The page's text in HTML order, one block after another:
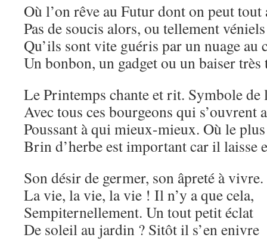
Où l’on rêve au Futur dont on peut tout
Pas de soucis alors, ou tellement véniels
Qu’ils sont vite guéris par un nuage au
Un bonbon, un gadget ou un baiser très
Le Printemps chante et rit. Symbole de
Avec tous ces bourgeons qui s’ouvrent
Poussant à qui mieux-mieux. Où le
Brin d’herbe est important car il laisse
Son désir de germer, son âpreté à vivre.
La vie, la vie, la vie ! Il n’y a que cela,
Sempiternellement. Un tout petit éclat
De soleil au jardin ? Sitôt il s’en enivre